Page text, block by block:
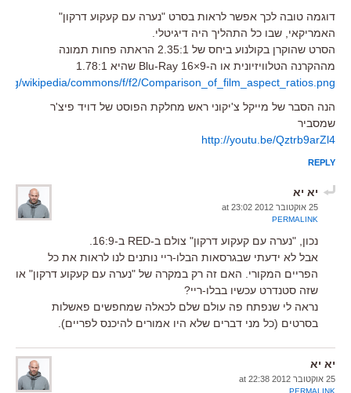
דוגמה טובה לכך אפשר לראות בסרט "נערה עם קעקוע דרקון"
האמריקאי, שבו כל התהליך היה דיגיטלי.
הסרט שהוקרן בקולנוע ביחס של 2.35:1 הראתה פחות תמונה
מההקרנה הטלוויזיונית או ה-Blu-Ray 16×9 שהיא 1.78:1
wikipedia/commons/f/f2/Comparison_of_film_aspect_ratios.png
הנה הסבר של מייקל צ'יקוני ראש מחלקת הפוסט של דויד פיצ'ר
שמסביר
http://youtu.be/Qztrb9arZl4
REPLY
יא יא
25 אוקטובר 2012 at 23:02
PERMALINK
נכון, "נערה עם קעקוע דרקון" צולם ב-RED ב-16:9.
אבל לא ידעתי שבגרסאות הבלו-ריי נותנים לנו לראות את כל
הפריים המקורי. האם זה רק במקרה של "נערה עם קעקוע דרקון" או
שזה סטנדרט עכשיו בבלו-ריי?
נראה לי שנפתח פה עולם שלם לכאלה שמחפשים פאשלות
בסרטים (כל מני דברים שלא היו אמורים להיכנס לפריים).
יא יא
25 אוקטובר 2012 at 22:38
PERMALINK